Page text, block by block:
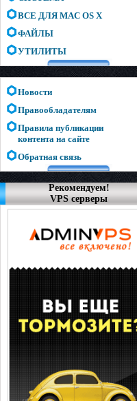
ВСЕ ДЛЯ MAC OS X
ФАЙЛЫ
УТИЛИТЫ
Новости
Правообладателям
Правила публикации
контента на сайте
Обратная связь
Рекомендуем!
VPS серверы